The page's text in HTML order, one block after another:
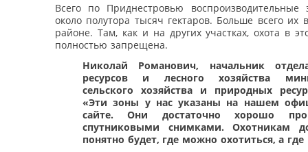
Всего по Приднестровью
около полутора тысяч гектаров. Больше всего их
районе. Там, как и на других участках, охота в
полностью запрещена.
Николай Романович, начальник
ресурсов и лесного хозяйства
сельского хозяйства и природных
«Эти зоны у нас указаны на нашем
сайте. Они достаточно хорошо
спутниковыми снимками. Охотникам
понятно будет, где можно охотиться, а где